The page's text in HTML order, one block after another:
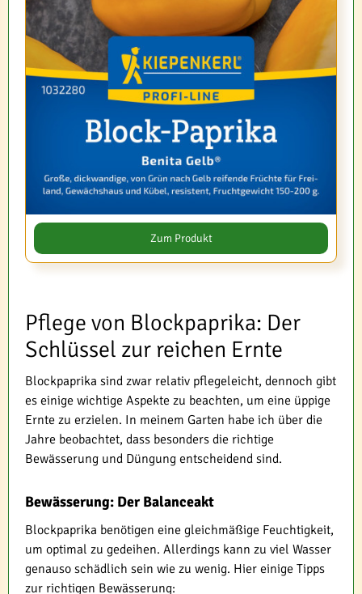
Zum Produkt
Pflege von Blockpaprika: Der
Schlüssel zur reichen Ernte
Blockpaprika sind zwar relativ pflegeleicht, dennoch gibt
es einige wichtige Aspekte zu beachten, um eine üppige
Ernte zu erzielen. In meinem Garten habe ich über die
Jahre beobachtet, dass besonders die richtige
Bewässerung und Düngung entscheidend sind.
Bewässerung: Der Balanceakt
Blockpaprika benötigen eine gleichmäßige Feuchtigkeit,
um optimal zu gedeihen. Allerdings kann zu viel Wasser
genauso schädlich sein wie zu wenig. Hier einige Tipps
zur richtigen Bewässerung: